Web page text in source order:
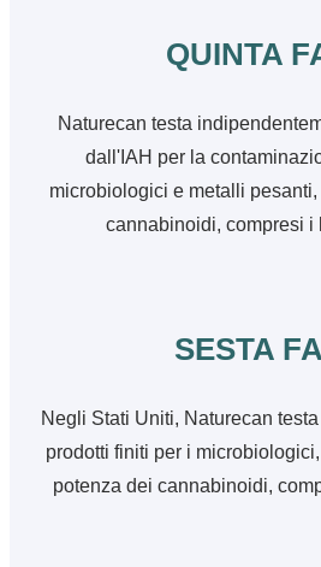
QUINTA
Naturecan testa
dall'IAH per la
microbiologici e metalli
cannabinoidi, compresi i
SESTA
Negli Stati Uniti, Naturecan
prodotti finiti per i
potenza dei cannabinoidi,